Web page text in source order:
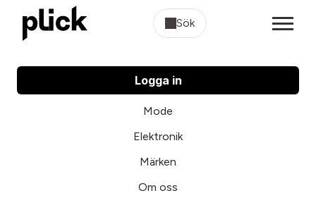
Sök
Logga in
Mode
Elektronik
Märken
Om oss